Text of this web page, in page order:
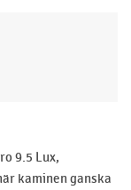
9.5 Lux,
kaminen ganska